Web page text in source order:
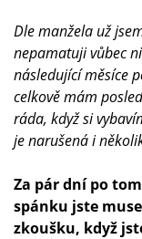
Dle manžela už
nepamatuji vůbec
následující měsíce
celkově mám
ráda, když si
je narušená i
Za pár dní po
spánku jste
zkoušku, když